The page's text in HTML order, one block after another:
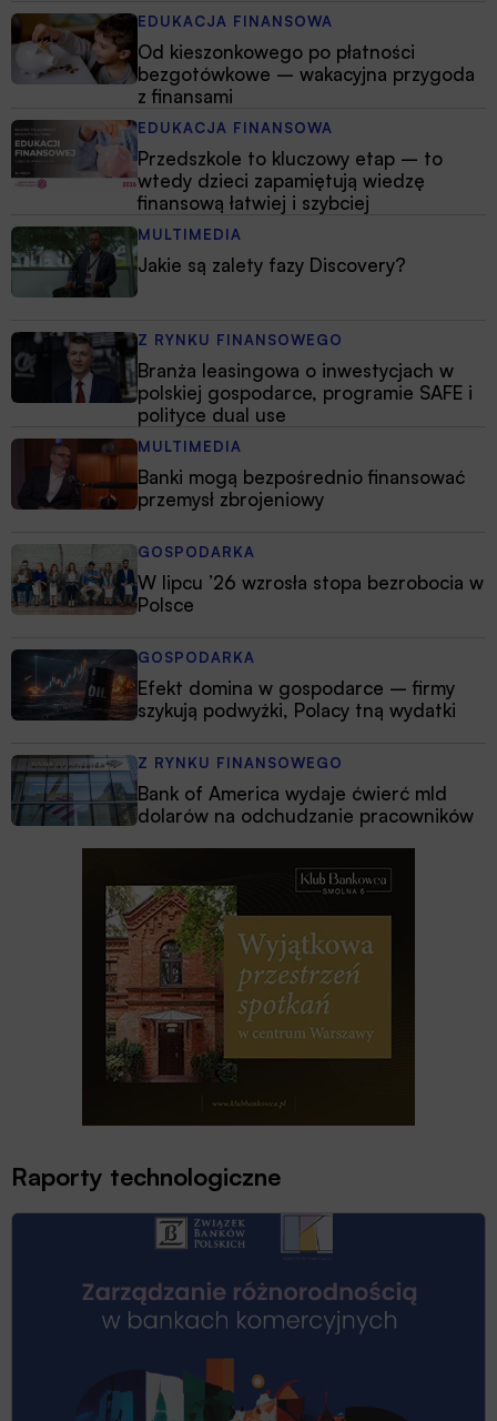
EDUKACJA FINANSOWA
Od kieszonkowego po płatności
bezgotówkowe – wakacyjna przygoda
z finansami
EDUKACJA FINANSOWA
Przedszkole to kluczowy etap – to
wtedy dzieci zapamiętują wiedzę
finansową łatwiej i szybciej
MULTIMEDIA
Jakie są zalety fazy Discovery?
Z RYNKU FINANSOWEGO
Branża leasingowa o inwestycjach w
polskiej gospodarce, programie SAFE i
polityce dual use
MULTIMEDIA
Banki mogą bezpośrednio finansować
przemysł zbrojeniowy
GOSPODARKA
W lipcu ’26 wzrosła stopa bezrobocia w
Polsce
GOSPODARKA
Efekt domina w gospodarce – firmy
szykują podwyżki, Polacy tną wydatki
Z RYNKU FINANSOWEGO
Bank of America wydaje ćwierć mld
dolarów na odchudzanie pracowników
Raporty technologiczne